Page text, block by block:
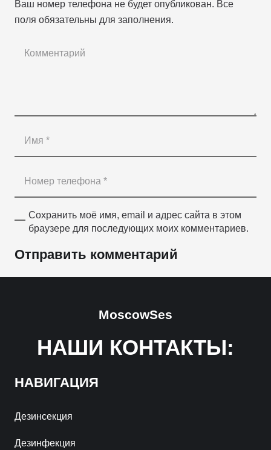
Ваш номер телефона не будет опубликован. Все
поля обязательны для заполнения.
Сохранить моё имя, email и адрес сайта в этом
браузере для последующих моих комментариев.
Отправить комментарий
НАШИ КОНТАКТЫ:
MoscowSes
НАВИГАЦИЯ
Дезинсекция
Дезинфекция